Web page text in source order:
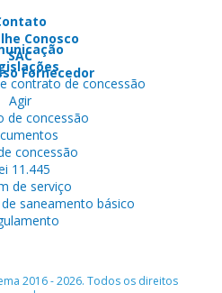
Conosco
SAC
Fornecedor
contrato de concessão
Agir
de concessão
concessão
11.445
de serviço
saneamento básico
2016 - 2026. Todos os direitos